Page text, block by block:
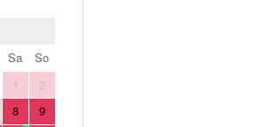
Sa
So
1
2
8
9